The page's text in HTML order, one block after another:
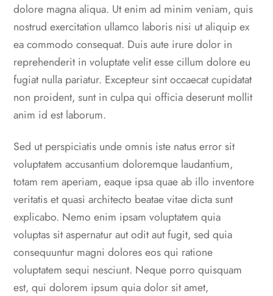
dolore magna aliqua. Ut enim ad minim veniam, quis
nostrud exercitation ullamco laboris nisi ut aliquip ex
ea commodo consequat. Duis aute irure dolor in
reprehenderit in voluptate velit esse cillum dolore eu
fugiat nulla pariatur. Excepteur sint occaecat cupidatat
non proident, sunt in culpa qui officia deserunt mollit
anim id est laborum.
Sed ut perspiciatis unde omnis iste natus error sit
voluptatem accusantium doloremque laudantium,
totam rem aperiam, eaque ipsa quae ab illo inventore
veritatis et quasi architecto beatae vitae dicta sunt
explicabo. Nemo enim ipsam voluptatem quia
voluptas sit aspernatur aut odit aut fugit, sed quia
consequuntur magni dolores eos qui ratione
voluptatem sequi nesciunt. Neque porro quisquam
est, qui dolorem ipsum quia dolor sit amet,